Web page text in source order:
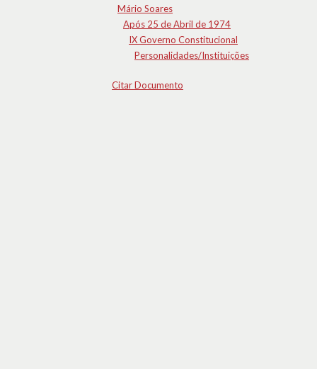
Mário Soares
Após 25 de Abril de 1974
IX Governo Constitucional
Personalidades/Instituições
Citar Documento